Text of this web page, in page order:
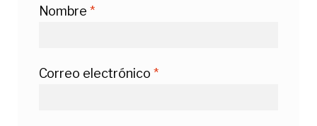
Nombre *
Correo electrónico *